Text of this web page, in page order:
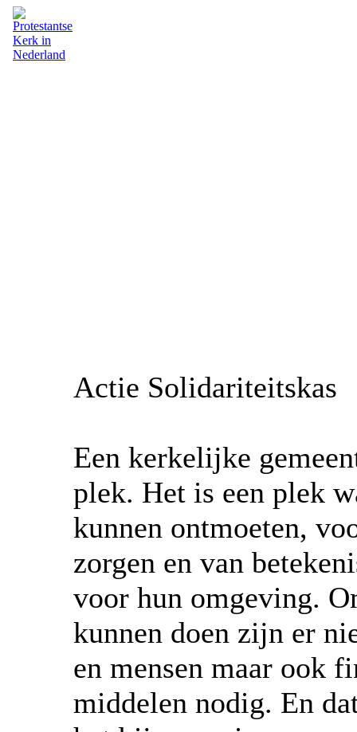
Actie Solidariteitskas
Een kerkelijke
plek. Het is een plek
kunnen ontmoeten,
zorgen en van
voor hun omgeving.
kunnen doen zijn er
en mensen maar ook
middelen nodig. En